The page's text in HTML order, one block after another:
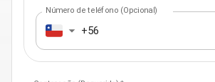
Número de teléfono (Opcional)